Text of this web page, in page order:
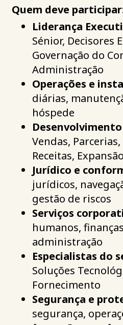
Quem deve
Liderança
Sénior, Decisores
Governação do
Administração
Operações e
diárias,
hóspede
Vendas,
Receitas,
Jurídico e
jurídicos,
gestão de riscos
Serviços
humanos,
administração
Especialistas do
Soluções
Fornecimento
Segurança e
segurança,